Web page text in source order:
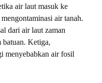
air laut masuk ke
air tanah.
dari air laut zaman
batuan. Ketiga,
menyebabkan air fosil